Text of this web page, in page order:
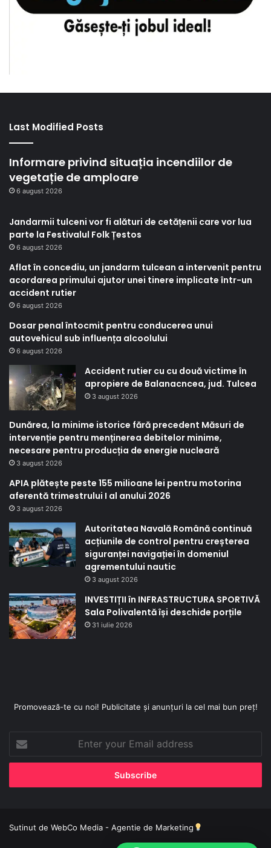
Last Modified Posts
Informare privind situația incendiilor de
vegetație de amploare
6 august 2026
Jandarmii tulceni vor fi alături de cetățenii care vor lua
parte la Festivalul Folk Țestos
6 august 2026
Aflat în concediu, un jandarm tulcean a intervenit pentru
acordarea primului ajutor unei tinere implicate într-un
accident rutier
6 august 2026
Dosar penal întocmit pentru conducerea unui
autovehicul sub influența alcoolului
6 august 2026
Accident rutier cu cu două victime în
apropiere de Balanacncea, jud. Tulcea
3 august 2026
Dunărea, la minime istorice fără precedent Măsuri de
intervenție pentru menținerea debitelor minime,
necesare pentru producția de energie nucleară
3 august 2026
APIA plătește peste 155 milioane lei pentru motorina
aferentă trimestrului I al anului 2026
3 august 2026
Autoritatea Navală Română continuă
acțiunile de control pentru creșterea
siguranței navigației în domeniul
agrementului nautic
3 august 2026
INVESTIȚII în INFRASTRUCTURA SPORTIVĂ
Sala Polivalentă își deschide porțile
31 iulie 2026
Promovează-te cu noi! Publicitate și anunțuri la cel mai bun preț!
your
Email
Sutinut de WebCo Media - Agentie de Marketing